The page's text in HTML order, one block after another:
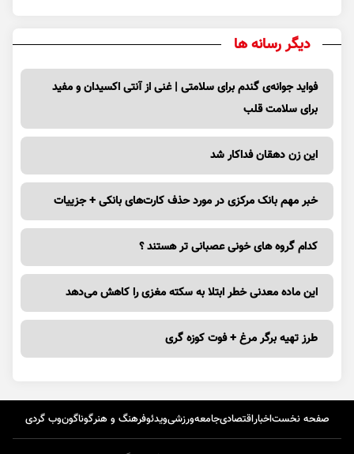
دیگر رسانه ها
فواید جوانه‌ی گندم برای سلامتی | غنی از آنتی اکسیدان و مفید
برای سلامت قلب
این زن دهقان فداکار شد
خبر مهم بانک مرکزی در مورد حذف کارت‌های بانکی + جزییات
کدام گروه های خونی عصبانی تر هستند ؟
این ماده معدنی خطر ابتلا به سکته مغزی را کاهش می‌دهد
طرز تهیه برگر مرغ + فوت کوزه گری
صفحه نخستاخباراقتصادیجامعهورزشیویدئوفرهنگ و هنرگوناگونوب گردی